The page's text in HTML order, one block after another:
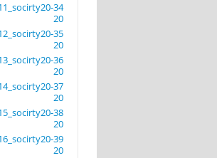
34-TABLE11_socirty20
20
35-TABLE12_socirty20
20
36-TABLE13_socirty20
20
37-TABLE14_socirty20
20
38-TABLE15_socirty20
20
39-TABLE16_socirty20
20